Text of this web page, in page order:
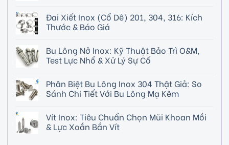
Đai Xiết Inox (Cổ Dê) 201, 304, 316: Kích
Thước & Báo Giá
Bu Lông Nở Inox: Kỹ Thuật Bảo Trì O&M,
Test Lực Nhổ & Xử Lý Sự Cố
Phân Biệt Bu Lông Inox 304 Thật Giả: So
Sánh Chi Tiết Với Bu Lông Mạ Kẽm
Vít Inox: Tiêu Chuẩn Chọn Mũi Khoan Mồi
& Lực Xoắn Bắn Vít